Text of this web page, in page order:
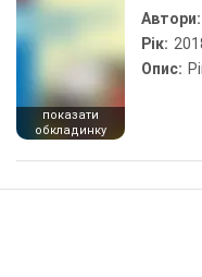
показати
обкладинку
Автори:
Рік:
Опис: